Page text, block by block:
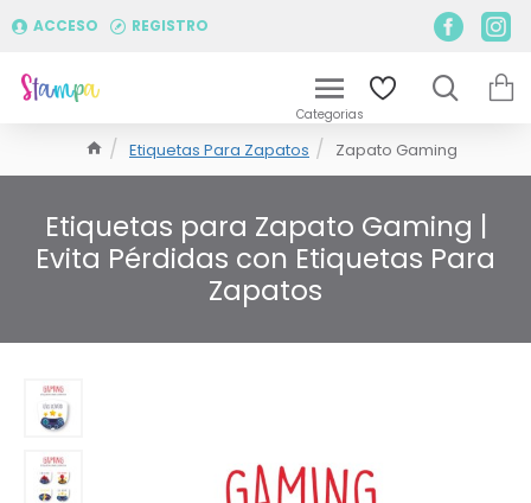
ACCESO REGISTRO
Etiquetas Para Zapatos Zapato Gaming
Etiquetas para Zapato Gaming |
Evita Pérdidas con Etiquetas Para
Zapatos